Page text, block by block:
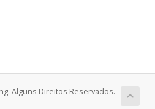
Alguns Direitos Reservados.